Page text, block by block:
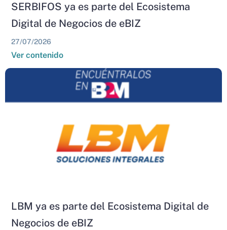
SERBIFOS ya es parte del Ecosistema
Digital de Negocios de eBIZ
27/07/2026
Ver contenido
LBM ya es parte del Ecosistema Digital de
Negocios de eBIZ